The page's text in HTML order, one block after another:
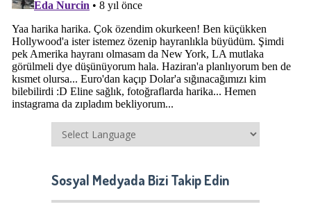
Sosyal Medyada Bizi Takip Edin